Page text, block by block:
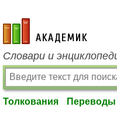
academic.ru
Словари и
Толкования Переводы